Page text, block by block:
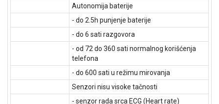
Autonomija baterije
- do 2.5h punjenje baterije
- do 6 sati razgovora
- od 72 do 360 sati normalnog korišćenja
telefona
- do 600 sati u režimu mirovanja
Senzori nisu visoke tačnosti
- senzor rada srca ECG (Heart rate)